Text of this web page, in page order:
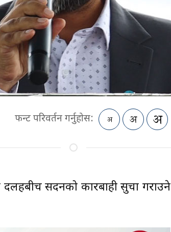
फन्ट परिवर्तन गर्नुहोस:
दलहरुबीच सदनको कारबाही सुचारु गराउने